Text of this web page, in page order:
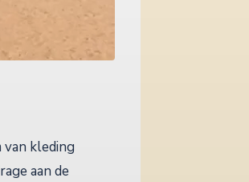
van kleding
aan de